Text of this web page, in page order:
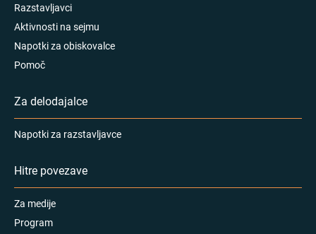
Razstavljavci
Aktivnosti na sejmu
Napotki za obiskovalce
Pomoč
Za delodajalce
Napotki za razstavljavce
Hitre povezave
Za medije
Program